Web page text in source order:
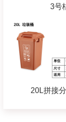
3号
20L拼接